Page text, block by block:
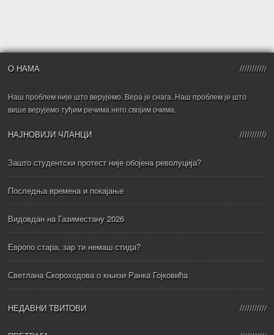
О НАМА
Наш проблем није што верујемо. Вера је снага. Наш проблем је што
више верујемо туђим речима него својим очима.
НАЈНОВИЈИ ЧЛАНЦИ
Зашто студентски протест није обојена револуција?
Последња времена и покајање
Видовдан на Газиместану 2026
Европо стара, зар ти немаш стида?
Светлана Скороходова о књизи Ранка Гојковића
НЕДАВНИ ТВИТОВИ